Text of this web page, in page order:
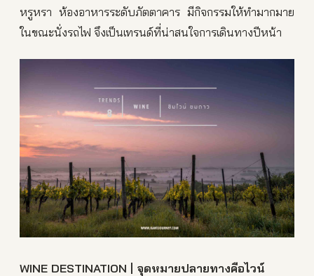
หรูหรา ห้องอาหารระดับภัตตาคาร มีกิจกรรมให้ทำมากมาย
ในขณะนั่งรถไฟ จึงเป็นเทรนด์ที่น่าสนใจการเดินทางปีหน้า
WINE DESTINATION | จุดหมายปลายทางคือไวน์